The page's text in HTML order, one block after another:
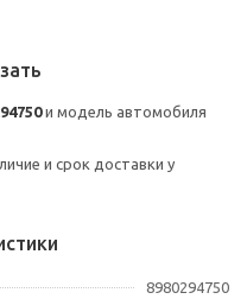
и модель автомобиля
и срок доставки у
8980294750